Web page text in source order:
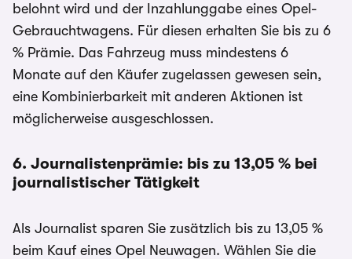
belohnt wird und der Inzahlunggabe eines Opel-
Gebrauchtwagens. Für diesen erhalten Sie bis zu 6
% Prämie. Das Fahrzeug muss mindestens 6
Monate auf den Käufer zugelassen gewesen sein,
eine Kombinierbarkeit mit anderen Aktionen ist
möglicherweise ausgeschlossen.
6. Journalistenprämie: bis zu 13,05 % bei
journalistischer Tätigkeit
Als Journalist sparen Sie zusätzlich bis zu 13,05 %
beim Kauf eines Opel Neuwagen. Wählen Sie die